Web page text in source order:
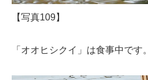
【写真109】
「オオヒシクイ」は食事中です。